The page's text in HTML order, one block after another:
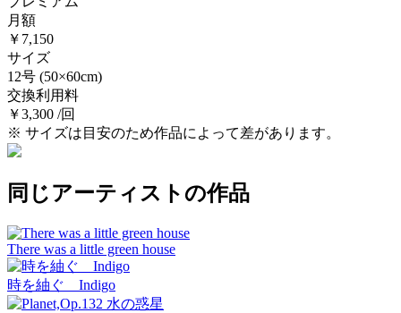
月額
￥7,150
サイズ
12号 (50×60cm)
交換利用料
￥3,300 /回
※ サイズは目安のため作品によって差があります。
同じアーティストの作品
There was a little green house
時を紬ぐ Indigo